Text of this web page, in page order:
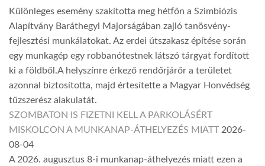
Különleges esemény szakította meg hétfőn a Szimbiózis
Alapítvány Baráthegyi Majorságában zajló tanösvény-
fejlesztési munkálatokat. Az erdei útszakasz építése során
egy munkagép egy robbanótestnek látszó tárgyat fordított
ki a földből.A helyszínre érkező rendőrjárőr a területet
azonnal biztosította, majd értesítette a Magyar Honvédség
tűzszerész alakulatát.
SZOMBATON IS FIZETNI KELL A PARKOLÁSÉRT
MISKOLCON A MUNKANAP-ÁTHELYEZÉS MIATT 2026-
08-04
A 2026. augusztus 8-i munkanap-áthelyezés miatt ezen a